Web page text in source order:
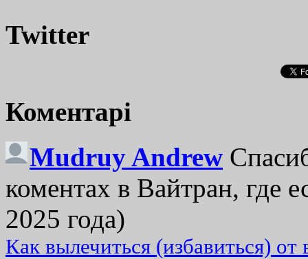
Twitter
Коментарі
Mudruy Andrew
коментах в Вайтран, где
2025 года)
Как вылечиться (избавиться)